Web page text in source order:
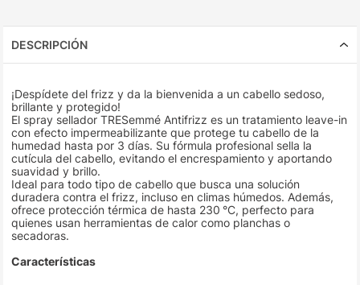
DESCRIPCIÓN
¡Despídete del frizz y da la bienvenida a un cabello sedoso,
brillante y protegido!
El spray sellador TRESemmé Antifrizz es un tratamiento leave-in
con efecto impermeabilizante que protege tu cabello de la
humedad hasta por 3 días. Su fórmula profesional sella la
cutícula del cabello, evitando el encrespamiento y aportando
suavidad y brillo.
Ideal para todo tipo de cabello que busca una solución
duradera contra el frizz, incluso en climas húmedos. Además,
ofrece protección térmica de hasta 230 °C, perfecto para
quienes usan herramientas de calor como planchas o
secadoras.
Características